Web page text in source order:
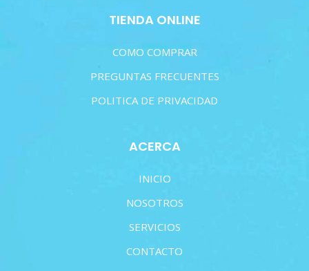
TIENDA ONLINE
COMO COMPRAR
PREGUNTAS FRECUENTES
POLITICA DE PRIVACIDAD
ACERCA
INICIO
NOSOTROS
SERVICIOS
CONTACTO